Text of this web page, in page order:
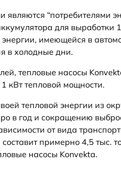
являются “потребителями
для выработки
имеющейся в
в холодные дни.
тепловые насосы
кВт тепловой мощности.
тепловой энергии из
в год и сокращению
от вида
примерно 4,5 тыс.
насосы Konvekta.